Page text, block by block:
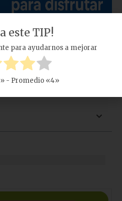
este TIP!
para ayudarnos a mejorar
» - Promedio «4»